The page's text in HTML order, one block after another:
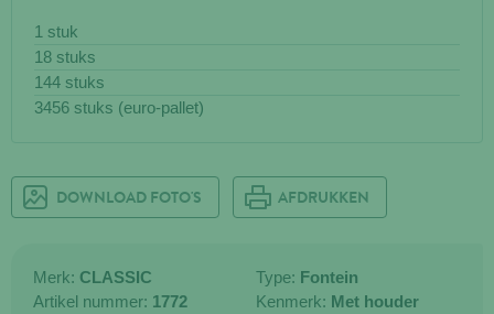
1 stuk
18 stuks
144 stuks
3456 stuks (euro-pallet)
DOWNLOAD FOTO'S AFDRUKKEN
Merk: CLASSIC
Artikel nummer: 1772
Type: Fontein
Kenmerk: Met houder